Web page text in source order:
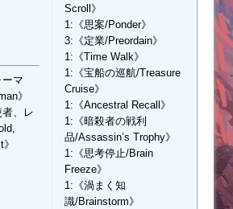
マ
》
、レ
Scroll》
1:《思案/Ponder》
3:《定業/Preordain》
1:《Time Walk》
1:《宝船の巡航/Treasure
Cruise》
1:《Ancestral Recall》
1:《暗殺者の戦利
品/Assassin’s Trophy》
1:《思考停止/Brain
Freeze》
1:《渦まく知
識/Brainstorm》